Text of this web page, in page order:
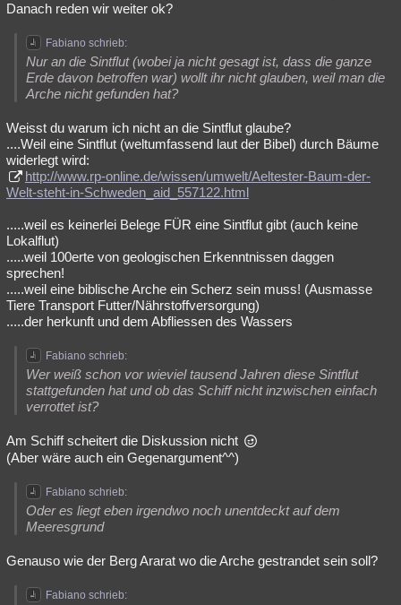
Danach reden wir weiter ok?
Fabiano schrieb:
Nur an die Sintflut (wobei ja nicht gesagt ist, dass die ganze
Erde davon betroffen war) wollt ihr nicht glauben, weil man die
Arche nicht gefunden hat?
Weisst du warum ich nicht an die Sintflut glaube?
....Weil eine Sintflut (weltumfassend laut der Bibel) durch Bäume
widerlegt wird:
http://www.rp-online.de/wissen/umwelt/Aeltester-Baum-der-
Welt-steht-in-Schweden_aid_557122.html
.....weil es keinerlei Belege FÜR eine Sintflut gibt (auch keine
Lokalflut)
.....weil 100erte von geologischen Erkenntnissen daggen
sprechen!
.....weil eine biblische Arche ein Scherz sein muss! (Ausmasse
Tiere Transport Futter/Nährstoffversorgung)
.....der herkunft und dem Abfliessen des Wassers
Fabiano schrieb:
Wer weiß schon vor wieviel tausend Jahren diese Sintflut
stattgefunden hat und ob das Schiff nicht inzwischen einfach
verrottet ist?
Am Schiff scheitert die Diskussion nicht
(Aber wäre auch ein Gegenargument^^)
Fabiano schrieb:
Oder es liegt eben irgendwo noch unentdeckt auf dem
Meeresgrund
Genauso wie der Berg Ararat wo die Arche gestrandet sein soll?
Fabiano schrieb: